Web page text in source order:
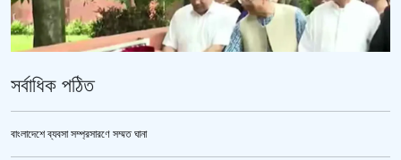
সর্বাধিক পঠিত
বাংলাদেশে ব্যবসা সম্প্রসারণে সম্মত ঘানা